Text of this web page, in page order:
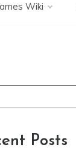
Wiki
Posts